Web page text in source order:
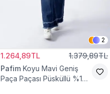
2
1.264,89TL 1.379,89TL
Pafim Koyu Mavi Geniş
Paça Paçası Püsküllü %100